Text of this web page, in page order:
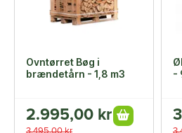
Ovntørret Bøg i
brændetårn - 1,8 m3
2.995,00 kr
-